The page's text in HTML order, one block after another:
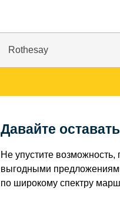
Rothesay
Давайте
Не упустите
выгодными
по широкому спектру